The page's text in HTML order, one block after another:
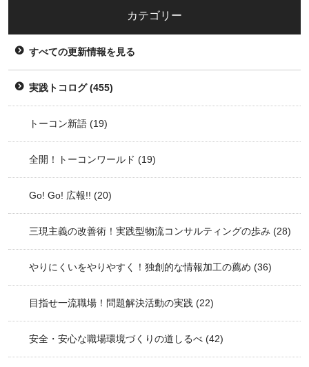
カテゴリー
すべての更新情報を見る
実践トコログ(455)
トーコン新語 (19)
全開！トーコンワールド (19)
Go! Go! 広報!! (20)
三現主義の改善術！実践型物流コンサルティングの歩み (28)
やりにくいをやりやすく！独創的な情報加工の薦め (36)
目指せ一流職場！問題解決活動の実践 (22)
安全・安心な職場環境づくりの道しるべ (42)